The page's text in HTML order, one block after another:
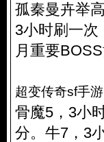
孤秦曼卉举
3小时刷一次
月重要
超变传奇sf手
骨魔5，3小
分。牛7，3